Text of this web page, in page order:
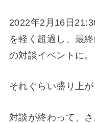
2022年2月16日
を軽く超過し、最
の対談イベントに。
それぐらい盛り上
対談が終わって、